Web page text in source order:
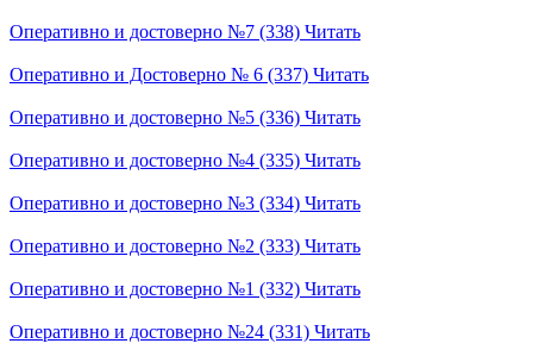
Оперативно и достоверно №7 (338) Читать
Оперативно и Достоверно № 6 (337) Читать
Оперативно и достоверно №5 (336) Читать
Оперативно и достоверно №4 (335) Читать
Оперативно и достоверно №3 (334) Читать
Оперативно и достоверно №2 (333) Читать
Оперативно и достоверно №1 (332) Читать
Оперативно и достоверно №24 (331) Читать